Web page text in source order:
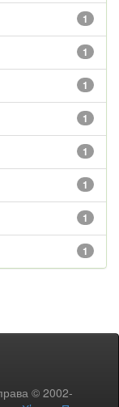
1
1
1
1
1
1
1
1
© 2002-